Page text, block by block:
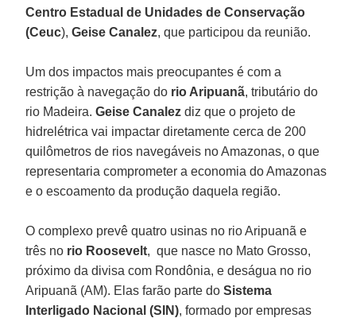
Centro Estadual de Unidades de Conservação
(Ceuc),Geise Canalez, que participou da reunião.
Um dos impactos mais preocupantes é com a
restrição à navegação do rio Aripuanã, tributário do
rio Madeira.Geise Canalez diz que o projeto de
hidrelétrica vai impactar diretamente cerca de 200
quilômetros de rios navegáveis no Amazonas, o que
representaria comprometer a economia do Amazonas
e o escoamento da produção daquela região.
O complexo prevê quatro usinas no rio Aripuanã e
três no rio Roosevelt, que nasce no Mato Grosso,
próximo da divisa com Rondônia, e deságua no rio
Aripuanã (AM). Elas farão parte doSistema
Interligado Nacional (SIN), formado por empresas